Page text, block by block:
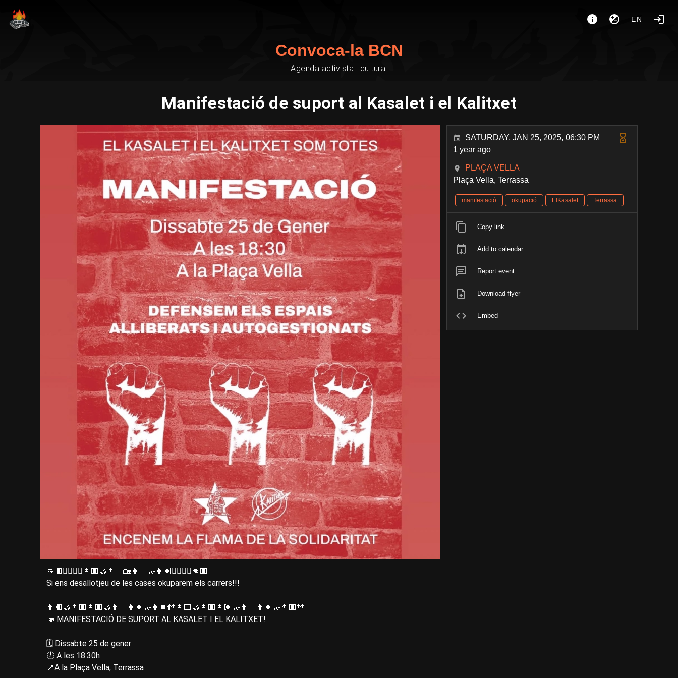
EN
Convoca-la BCN
Agenda activista i cultural
Manifestació de suport al Kasalet i el Kalitxet
👊🏼🏴‍☠️✊🏼👩🏽‍🤝‍👨🏻🏡👩🏻‍🤝‍👩🏽✊🏼🏴‍☠️👊🏼
Si ens desallotjeu de les cases okuparem els carrers!!!
👨🏽‍🤝‍👨🏽👩🏽‍🤝‍👨🏻👩🏽‍🤝‍👩🏾👬👩🏻‍🤝‍👩🏽👩🏽‍🤝‍👨🏻👨🏽‍🤝‍👨🏽👬
📣 MANIFESTACIÓ DE SUPORT AL KASALET I EL KALITXET!
🗓️ Dissabte 25 de gener
🕖 A les 18:30h
📍A la Plaça Vella, Terrassa
SATURDAY, JAN 25, 2025, 06:30 PM
1 year ago
PLAÇA VELLA
Plaça Vella, Terrassa
manifestació okupació ElKasalet Terrassa
Copy link
Add to calendar
Report event
Download flyer
Embed